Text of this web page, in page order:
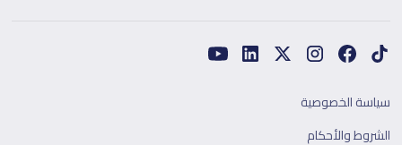
سياسة الخصوصية
الشروط والأحكام